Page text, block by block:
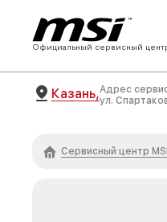
Официальный сервисный
Казань,Адрес
ул.
Сервисный центр